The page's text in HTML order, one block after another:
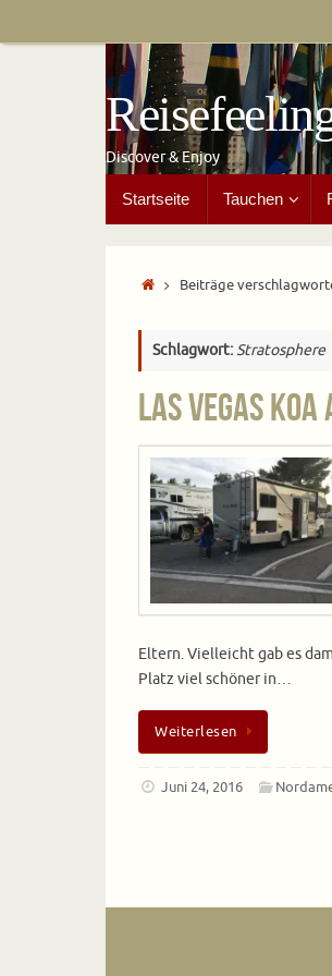
Discover & Enjoy
Inhalt
springen
Startseite Tauchen
StartBeiträge
Schlagwort:Stratosphere
Las Vegas
Eltern. Vielleicht gab es
Platz viel schöner in…
Weiterlesen
Juni 24, 2016